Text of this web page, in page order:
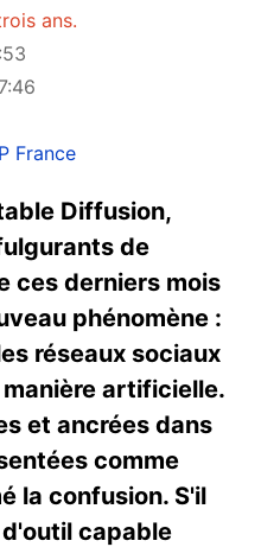
ans.
France
Diffusion,
de
ces derniers mois
phénomène :
réseaux sociaux
artificielle.
et ancrées dans
comme
la confusion. S'il
capable